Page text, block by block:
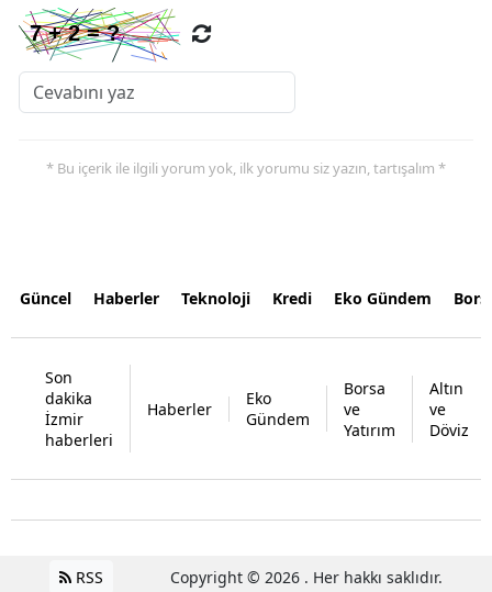
* Bu içerik ile ilgili yorum yok, ilk yorumu siz yazın, tartışalım *
Güncel Haberler Teknoloji Kredi Eko Gündem
Son
dakika
İzmir
haberleri
Haberler
Eko
Gündem
Borsa
ve
Yatırım
Altın
ve
Döviz
RSS Copyright © 2026 . Her hakkı saklıdır.